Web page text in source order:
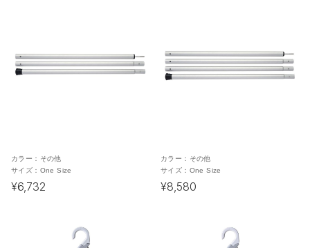
カラー： その他
サイズ： One Size
¥6,732
カラー： その他
サイズ： One Size
¥8,580